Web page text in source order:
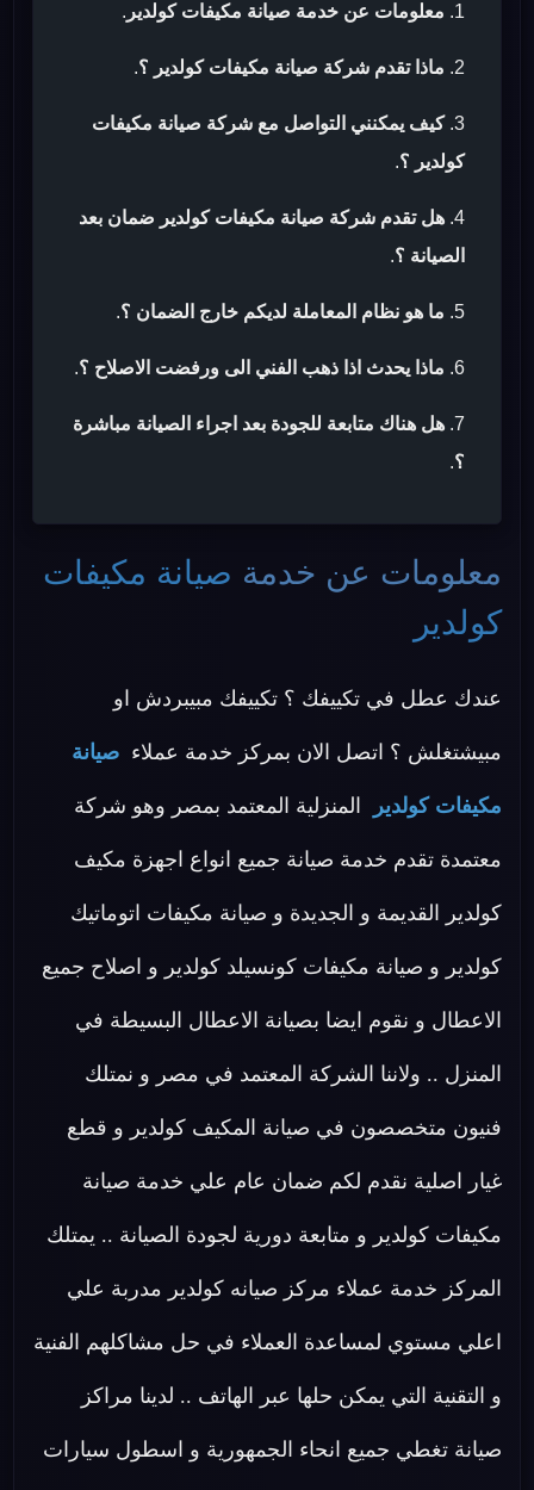
معلومات عن خدمة صيانة مكيفات كولدير .
ماذا تقدم شركة صيانة مكيفات كولدير ؟.
كيف يمكنني التواصل مع شركة صيانة مكيفات
كولدير ؟.
هل تقدم شركة صيانة مكيفات كولدير ضمان بعد
الصيانة ؟.
ما هو نظام المعاملة لديكم خارج الضمان ؟.
ماذا يحدث اذا ذهب الفني الى ورفضت الاصلاح ؟.
هل هناك متابعة للجودة بعد اجراء الصيانة مباشرة
؟.
معلومات عن خدمة صيانة مكيفات
كولدير
عندك عطل في تكييفك ؟ تكييفك مبيبردش او
مبيشتغلش ؟ اتصل الان بمركز خدمة عملاء صيانة
مكيفات كولدير المنزلية المعتمد بمصر وهو شركة
معتمدة تقدم خدمة صيانة جميع انواع اجهزة مكيف
كولدير القديمة و الجديدة و صيانة مكيفات اتوماتيك
كولدير و صيانة مكيفات كونسيلد كولدير و اصلاح جميع
الاعطال و نقوم ايضا بصيانة الاعطال البسيطة في
المنزل .. ولاننا الشركة المعتمد في مصر و نمتلك
فنيون متخصصون في صيانة المكيف كولدير و قطع
غيار اصلية نقدم لكم ضمان عام علي خدمة صيانة
مكيفات كولدير و متابعة دورية لجودة الصيانة .. يمتلك
المركز خدمة عملاء مركز صيانه كولدير مدربة علي
اعلي مستوي لمساعدة العملاء في حل مشاكلهم الفنية
و التقنية التي يمكن حلها عبر الهاتف .. لدينا مراكز
صيانة تغطي جميع انحاء الجمهورية و اسطول سيارات